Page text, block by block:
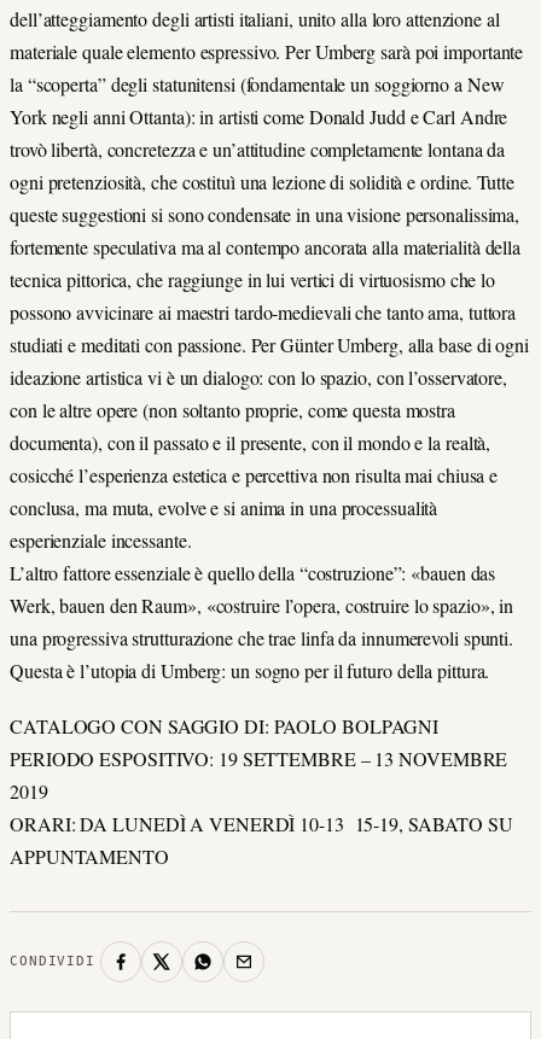
dell’atteggiamento degli artisti italiani, unito alla loro attenzione al
materiale quale elemento espressivo. Per Umberg sarà poi importante
la “scoperta” degli statunitensi (fondamentale un soggiorno a New
York negli anni Ottanta): in artisti come Donald Judd e Carl Andre
trovò libertà, concretezza e un’attitudine completamente lontana da
ogni pretenziosità, che costituì una lezione di solidità e ordine. Tutte
queste suggestioni si sono condensate in una visione personalissima,
fortemente speculativa ma al contempo ancorata alla materialità della
tecnica pittorica, che raggiunge in lui vertici di virtuosismo che lo
possono avvicinare ai maestri tardo-medievali che tanto ama, tuttora
studiati e meditati con passione. Per Günter Umberg, alla base di ogni
ideazione artistica vi è un dialogo: con lo spazio, con l’osservatore,
con le altre opere (non soltanto proprie, come questa mostra
documenta), con il passato e il presente, con il mondo e la realtà,
cosicché l’esperienza estetica e percettiva non risulta mai chiusa e
conclusa, ma muta, evolve e si anima in una processualità
esperienziale incessante.
L’altro fattore essenziale è quello della “costruzione”: «bauen das
Werk, bauen den Raum», «costruire l’opera, costruire lo spazio», in
una progressiva strutturazione che trae linfa da innumerevoli spunti.
Questa è l’utopia di Umberg: un sogno per il futuro della pittura.
CATALOGO CON SAGGIO DI: PAOLO BOLPAGNI
PERIODO ESPOSITIVO: 19 SETTEMBRE – 13 NOVEMBRE
2019
ORARI: DA LUNEDÌ A VENERDÌ 10-13 15-19, SABATO SU
APPUNTAMENTO
CONDIVIDI